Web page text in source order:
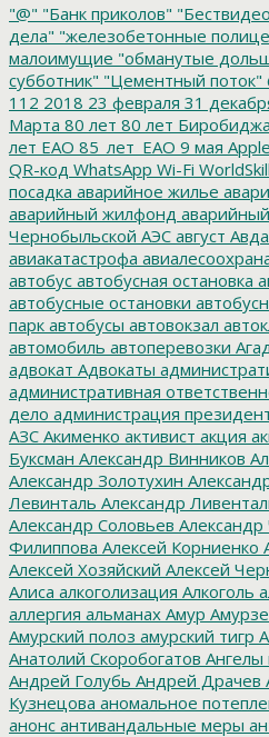
"@" "Банк приколов"
дела" "железобетонные
малоимущие "обманутые
субботник" "Цементный поток"
112 2018 23 февраля 31
Марта 80 лет 80 лет
лет ЕАО 85_лет_ЕАО 9 мая Apple
QR-код WhatsApp Wi-Fi
посадка аварийное жилье
аварийный жилфонд
Чернобыльской АЭС август
авиакатастрофа
автобус автобусная остановка
автобусные остановки
парк автобусы автовокзал
автомобиль автоперевозки
адвокат Адвокаты
административная
дело администрация
АЗС Акименко активист акция
Буксман Александр Винников
Александр Золотухин
Левинталь Александр
Александр Соловьев Александр
Филиппова Алексей Корниенко
Алексей Хозяйский Алексей
Алиса алкоголизация Алкоголь
аллергия альманах Амур
Амурский полоз амурский тигр
Анатолий Скоробогатов Ангелы
Андрей Голубь Андрей Драчев
Кузнецова аномальное
анонс антивандальные меры